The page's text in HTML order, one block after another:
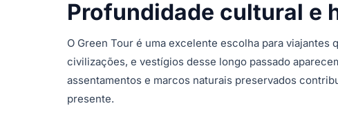
Profundidade cultural e
O Green Tour é uma excelente escolha para
civilizações, e vestígios desse longo passado
assentamentos e marcos naturais preservados
presente.